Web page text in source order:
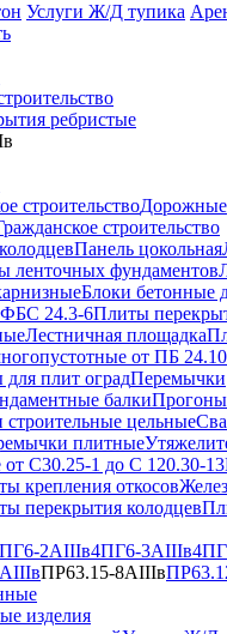
Услуги Ж/Д тупика
ребристые
строительствоДорожные
строительство
Панель цокольная
ленточных фундаментов
Блоки бетонные
24.3-6Плиты
Лестничная площадка
от ПБ
плит оградПеремычки
балки
строительные цельные
плитные
от С30.25-1 до С 120.30-13
крепления откосов
перекрытия колодцев
2АIIIв4ПГ6-3АIIIв
ПР63.15-8АIIIв
изделия